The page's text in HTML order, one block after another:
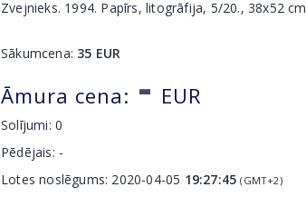
Zvejnieks. 1994. Papīrs, litogrāfija, 5/20., 38x52 cm
Sākumcena: 35 EUR
Āmura cena: - EUR
Solījumi:0
Pēdējais: -
Lotes noslēgums: 2020-04-05 19:27:45 (GMT+2)